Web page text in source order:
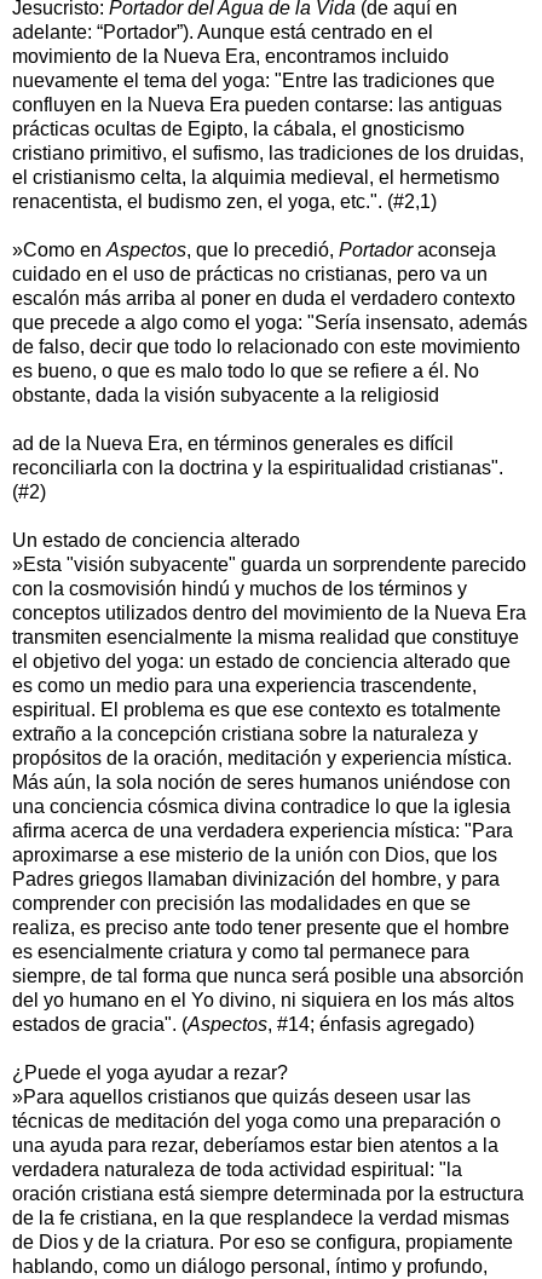
Jesucristo: Portador del Agua de la Vida (de aquí en
adelante: “Portador”). Aunque está centrado en el
movimiento de la Nueva Era, encontramos incluido
nuevamente el tema del yoga: "Entre las tradiciones que
confluyen en la Nueva Era pueden contarse: las antiguas
prácticas ocultas de Egipto, la cábala, el gnosticismo
cristiano primitivo, el sufismo, las tradiciones de los druidas,
el cristianismo celta, la alquimia medieval, el hermetismo
renacentista, el budismo zen, el yoga, etc.". (#2,1)
»Como en Aspectos, que lo precedió, Portadoraconseja
cuidado en el uso de prácticas no cristianas, pero va un
escalón más arriba al poner en duda el verdadero contexto
que precede a algo como el yoga: "Sería insensato, además
de falso, decir que todo lo relacionado con este movimiento
es bueno, o que es malo todo lo que se refiere a él. No
obstante, dada la visión subyacente a la religiosid
ad de la Nueva Era, en términos generales es difícil
reconciliarla con la doctrina y la espiritualidad cristianas".
(#2)
Un estado de conciencia alterado
»Esta "visión subyacente" guarda un sorprendente parecido
con la cosmovisión hindú y muchos de los términos y
conceptos utilizados dentro del movimiento de la Nueva Era
transmiten esencialmente la misma realidad que constituye
el objetivo del yoga: un estado de conciencia alterado que
es como un medio para una experiencia trascendente,
espiritual. El problema es que ese contexto es totalmente
extraño a la concepción cristiana sobre la naturaleza y
propósitos de la oración, meditación y experiencia mística.
Más aún, la sola noción de seres humanos uniéndose con
una conciencia cósmica divina contradice lo que la iglesia
afirma acerca de una verdadera experiencia mística: "Para
aproximarse a ese misterio de la unión con Dios, que los
Padres griegos llamaban divinización del hombre, y para
comprender con precisión las modalidades en que se
realiza, es preciso ante todo tener presente que el hombre
es esencialmente criatura y como tal permanece para
siempre, de tal forma que nunca será posible una absorción
del yo humano en el Yo divino, ni siquiera en los más altos
estados de gracia". (Aspectos, #14; énfasis agregado)
¿Puede el yoga ayudar a rezar?
»Para aquellos cristianos que quizás deseen usar las
técnicas de meditación del yoga como una preparación o
una ayuda para rezar, deberíamos estar bien atentos a la
verdadera naturaleza de toda actividad espiritual: "la
oración cristiana está siempre determinada por la estructura
de la fe cristiana, en la que resplandece la verdad mismas
de Dios y de la criatura. Por eso se configura, propiamente
hablando, como un diálogo personal, íntimo y profundo,